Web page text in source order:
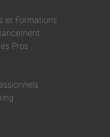
et Formations
Pros